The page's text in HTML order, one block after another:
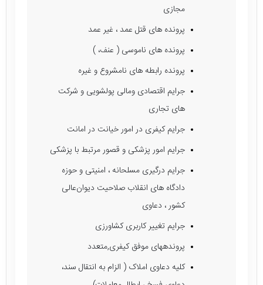
مجازی
پرونده های قتل عمد ، غیر عمد
پرونده های ناموسی ( عنف، )
پرونده رابطه های نامشروع و غیره
جرایم اقتصادی ومالی پولشویی و شرکت
های تجاری
جرایم کیفری در امور خیانت در امانت
جرایم امور پزشکی و قصور مرتبط با پزشکی
جرایم درگیری مسلحانه ، امنیتی و حوزه
دادگاه های انقلاب صلاحیت دیوان‌عالی
کشور ، دعاوی
جرایم تغییر کاربری کشاورزی
پروندههای موفق کیفری,متعدد
کلیه دعاوی املاک ( الزام به انتقال سند،